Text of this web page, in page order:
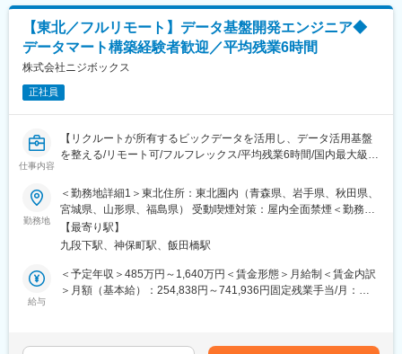
◎データフィードやAPIを活用したデータ連携
・BigQueryやBIツール（Tableauなど）との連携設計
・データサイエンティストとの協業による分析基盤の整備
◎データガバナンス・運用効率化の推進
・権限管理やレポートスイートの最適化
・管理APIを用いた自動化・運用負荷の軽減
■本ポジションの魅力：
◎社会的インパクトの大きいデータに関われる
リクルートグループの大規模サービス群の裏側で、数百万～数千
支援できます。
◎技術とビジネスの両面で成長できる
単なるデータ処理にとどまらず、課題発見・要件定義・改善提案
まで一貫して関われるため、データエンジニアとしてもビジネス
◎スキルアップ支援
社内勉強会や技術共有文化も活発で、学び続けられる環境です
めた表記です。
【東北／フルリモート】データ基盤開発エンジニア◆
データマート構築経験者歓迎／平均残業6時間
株式会社ニジボックス
正社員
仕事内容
【リクルートが所有するビックデータを活用し、データ活用基盤
を整える/リモート可/フルフレックス/平均残業6時間/国内最大級の
■概要：
リクルートグループの膨大なデータを利用して多様な事業を横断
して支える「プロダクトグロースエンジニア（PGE）」として、
データパイプラインやデータアプリケーションなど様々なプロダ
クトの開発業務に携わっていただきます。
トを企画・設計から開発まで一貫して運用する
勤務地
＜勤務地詳細1＞東北住所：東北圏内（青森県、岩手県、秋田県、
宮城県、山形県、福島県） 受動喫煙対策：屋内全面禁煙＜勤務地
詳細2＞本社住所：東京都千代田区九段北1丁目14-6 九段坂上KS
ビル 南棟4階勤務地最寄駅：東京メトロ東西線半蔵門線／九段下
（リモートワーク含む）
【最寄り駅】
九段下駅、神保町駅、飯田橋駅
給与
＜予定年収＞485万円～1,640万円＜賃金形態＞月給制＜賃金内訳
＞月額（基本給）：254,838円～741,936円固定残業手当/月：